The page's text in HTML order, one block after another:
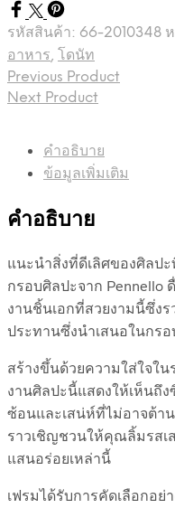
รหัสสินค้า: 66-2010348
อาหาร, โดนัท
Previous Product
Next Product
คำอธิบาย
ข้อมูลเพิ่มเติม
คำอธิบาย
แนะนำสิ่งที่ดีเลิศของศิลปะ
กรอบศิลปะจาก
งานชิ้นเอกที่สวยงามนี้ซึ่ง
ประทานซึ่งนำเสนอในกร
สร้างขึ้นด้วยความใส่ใจใ
งานศิลปะนี้แสดงให้เห็นถึ
ซ้อนและเสน่ห์ที่ไม่อาจต้า
ราวเชิญชวนให้คุณลิ้มรส
แสนอร่อยเหล่านี้
เฟรมได้รับการคัดเลือกอย่